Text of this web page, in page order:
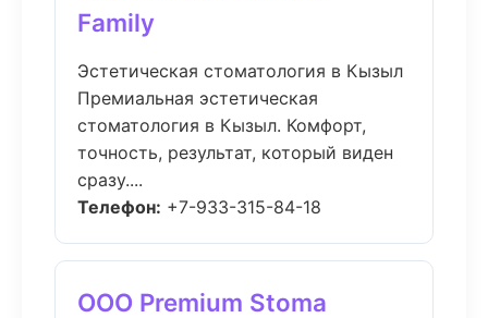
Family
Эстетическая стоматология в Кызыл
Премиальная эстетическая
стоматология в Кызыл. Комфорт,
точность, результат, который виден
сразу....
Телефон: +7-933-315-84-18
ООО Premium Stoma